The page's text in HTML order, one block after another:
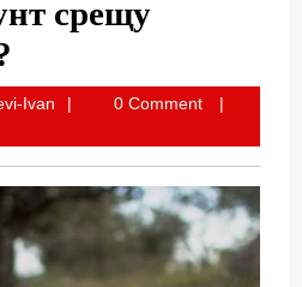
срещу
Ivan Nevi-
0 Comment